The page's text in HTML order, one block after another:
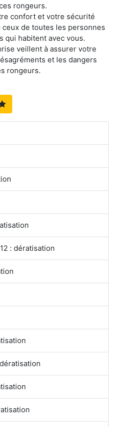
rongeurs.
confort et votre sécurité
de toutes les personnes
qui habitent avec vous.
veillent à assurer votre
et les dangers
rongeurs.
: dératisation